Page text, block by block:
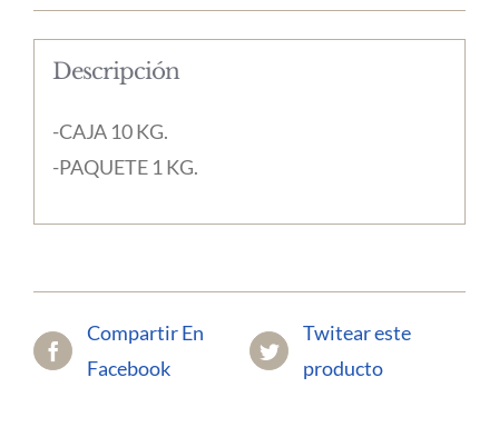
Descripción
-CAJA 10 KG.
-PAQUETE 1 KG.
Compartir En
Facebook
Twitear este
producto